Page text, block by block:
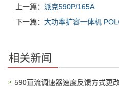
上一篇： 派克590P/165A
下一篇： 大功率扩容一体机
相关新闻
590直流调速器速度反馈方式更